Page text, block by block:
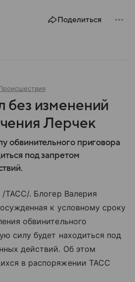
Поделиться
без изменений
Лерчек
обвинительного приговора
под запретом
ТАСС/. Блогер Валерия
к условному сроку
обвинительного
силу будет находиться под
действий. Об этом
в распоряжении ТАСС